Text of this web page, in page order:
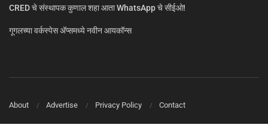
CRED चे संस्थापक कुणाल शहा आता WhatsApp चे सीईओ!
गूगलच्या वर्कस्पेस अ‍ॅप्समध्ये नवीन आयकॉन्स
About Advertise Privacy Policy Contact